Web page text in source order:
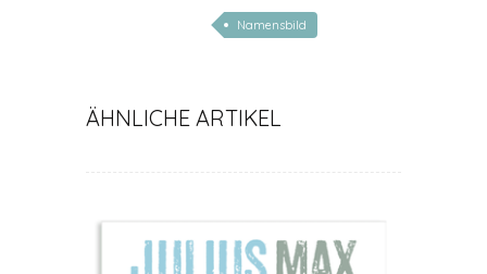
Geschenke zur Geburt
Namensbild
ÄHNLICHE ARTIKEL